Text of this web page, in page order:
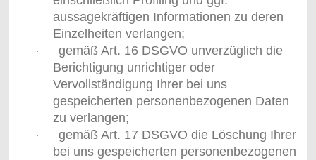
aussagekräftigen Informationen zu deren
Einzelheiten verlangen;
·
gemäß Art. 16 DSGVO unverzüglich die
Berichtigung unrichtiger oder
Vervollständigung Ihrer bei uns
gespeicherten personenbezogenen Daten
zu verlangen;
·
gemäß Art. 17 DSGVO die Löschung Ihrer
bei uns gespeicherten personenbezogenen